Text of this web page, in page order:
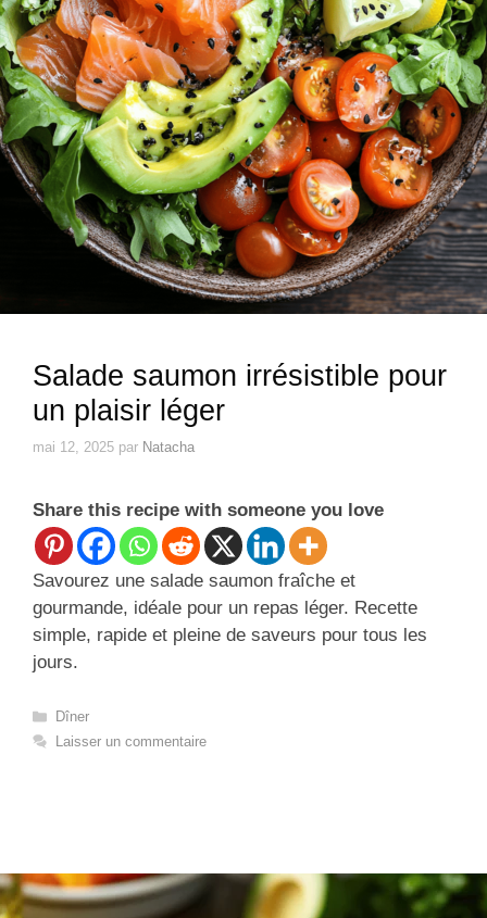
Salade saumon irrésistible pour
un plaisir léger
mai 12, 2025 par Natacha
Share this recipe with someone you love
Savourez une salade saumon fraîche et
gourmande, idéale pour un repas léger. Recette
simple, rapide et pleine de saveurs pour tous les
jours.
Catégories
Dîner
Laisser un commentaire